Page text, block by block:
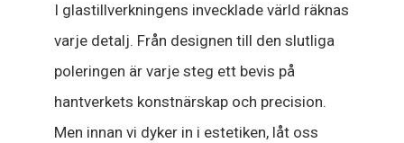
I glastillverkningens invecklade värld räknas
varje detalj. Från designen till den slutliga
poleringen är varje steg ett bevis på
hantverkets konstnärskap och precision.
Men innan vi dyker in i estetiken, låt oss